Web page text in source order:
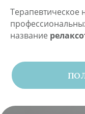
Терапевтическое
название